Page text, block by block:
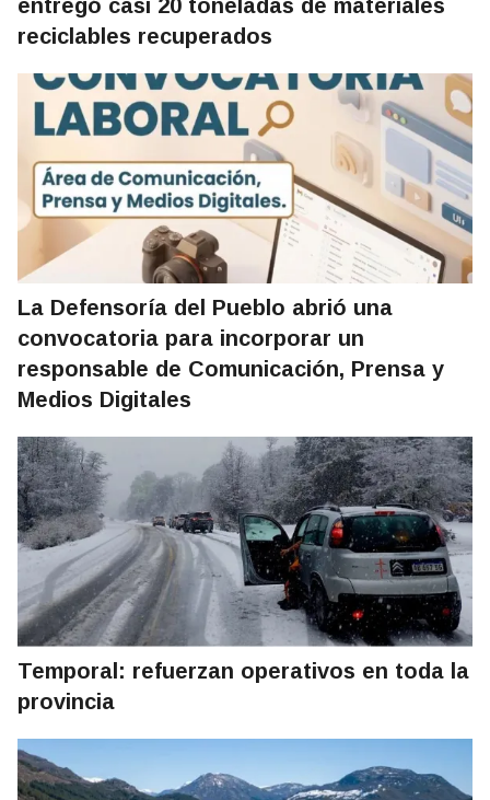
entregó casi 20 toneladas de materiales
reciclables recuperados
La Defensoría del Pueblo abrió una
convocatoria para incorporar un
responsable de Comunicación, Prensa y
Medios Digitales
Temporal: refuerzan operativos en toda la
provincia